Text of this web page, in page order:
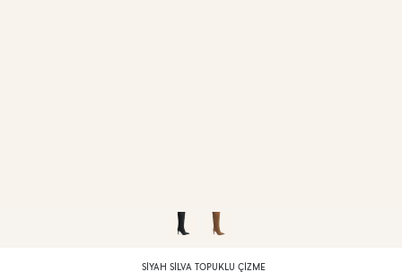
SIYAH SILVA TOPUKLU ÇIZME